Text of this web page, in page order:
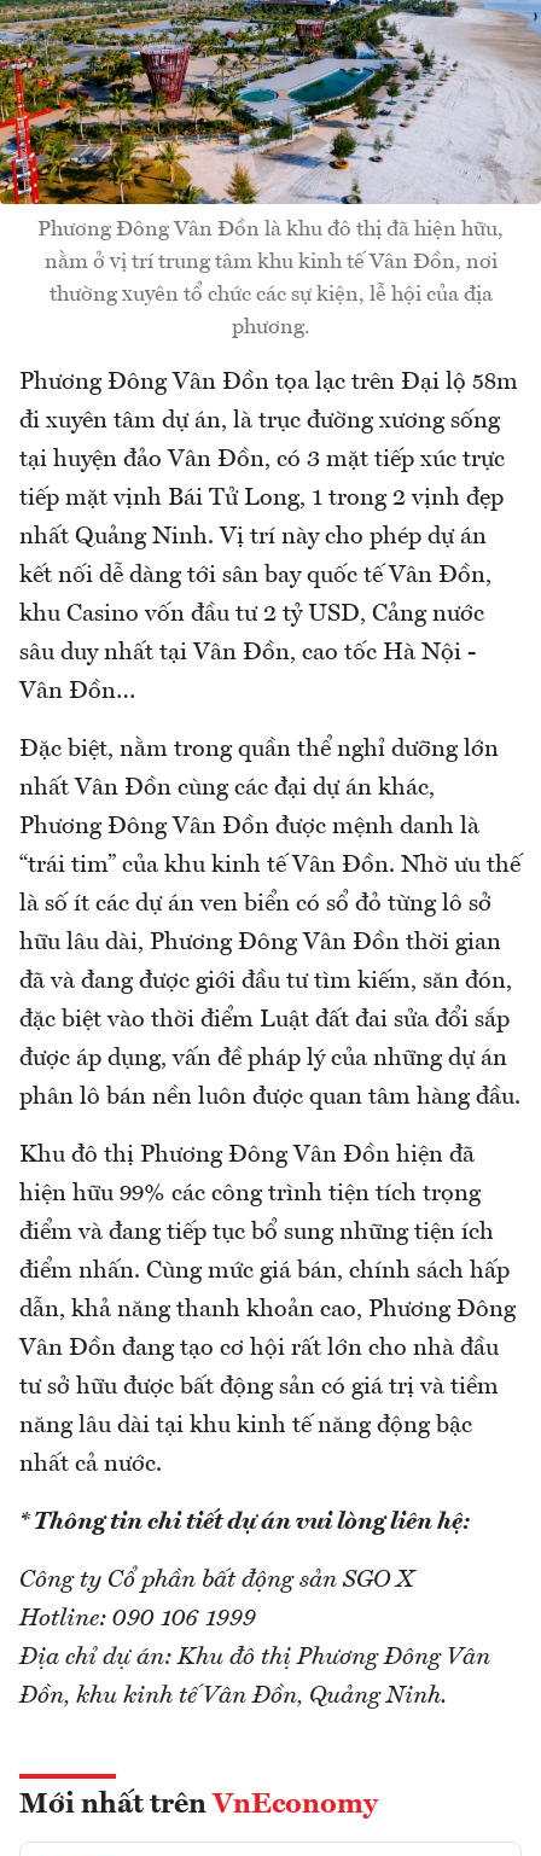
Phương Đông Vân Đồn là khu đô thị đã hiện hữu,
nằm ở vị trí trung tâm khu kinh tế Vân Đồn, nơi
thường xuyên tổ chức các sự kiện, lễ hội của địa
phương.
Phương Đông Vân Đồn tọa lạc trên Đại lộ 58m
đi xuyên tâm dự án, là trục đường xương sống
tại huyện đảo Vân Đồn, có 3 mặt tiếp xúc trực
tiếp mặt vịnh Bái Tử Long, 1 trong 2 vịnh đẹp
nhất Quảng Ninh. Vị trí này cho phép dự án
kết nối dễ dàng tới sân bay quốc tế Vân Đồn,
khu Casino vốn đầu tư 2 tỷ USD, Cảng nước
sâu duy nhất tại Vân Đồn, cao tốc Hà Nội -
Vân Đồn…
Đặc biệt, nằm trong quần thể nghỉ dưỡng lớn
nhất Vân Đồn cùng các đại dự án khác,
Phương Đông Vân Đồn được mệnh danh là
“trái tim” của khu kinh tế Vân Đồn. Nhờ ưu thế
là số ít các dự án ven biển có sổ đỏ từng lô sở
hữu lâu dài, Phương Đông Vân Đồn thời gian
đã và đang được giới đầu tư tìm kiếm, săn đón,
đặc biệt vào thời điểm Luật đất đai sửa đổi sắp
được áp dụng, vấn đề pháp lý của những dự án
phân lô bán nền luôn được quan tâm hàng đầu.
Khu đô thị Phương Đông Vân Đồn hiện đã
hiện hữu 99% các công trình tiện tích trọng
điểm và đang tiếp tục bổ sung những tiện ích
điểm nhấn. Cùng mức giá bán, chính sách hấp
dẫn, khả năng thanh khoản cao, Phương Đông
Vân Đồn đang tạo cơ hội rất lớn cho nhà đầu
tư sở hữu được bất động sản có giá trị và tiềm
năng lâu dài tại khu kinh tế năng động bậc
nhất cả nước.
* Thông tin chi tiết dự án vui lòng liên hệ:
Công ty Cổ phần bất động sản SGO X
Hotline: 090 106 1999
Địa chỉ dự án: Khu đô thị Phương Đông Vân
Đồn, khu kinh tế Vân Đồn, Quảng Ninh.
Mới nhất trên VnEconomy